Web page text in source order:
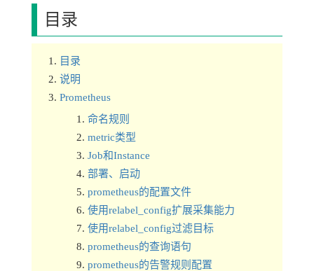
目录
目录
说明
Prometheus
命名规则
metric类型
Job和Instance
部署、启动
prometheus的配置文件
使用relabel_config扩展采集能力
使用relabel_config过滤目标
prometheus的查询语句
prometheus的告警规则配置